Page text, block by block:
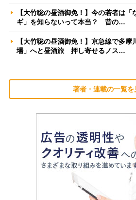
【大竹聡の昼酒御免！】今の若者は
ギ」を知らないって本当？ 昔の…
【大竹聡の昼酒御免！】京急線で多
場」へと昼酒旅 押し寄せるノス…
著者・連載の一覧を